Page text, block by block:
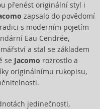
přenést originální styl i
zapsalo do povědomí
s moderním pojetím
Eau Cendrée,
a stal se základem
se Jacomo rozrostlo a
originálnímu rukopisu,
jedinečnosti,